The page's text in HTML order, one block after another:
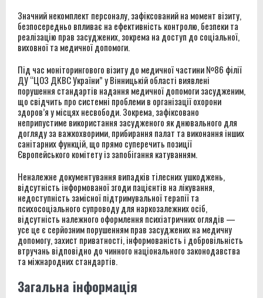
Значний некомплект персоналу, зафіксований на момент візиту,
безпосередньо впливає на ефективність контролю, безпеки та
реалізацію прав засуджених, зокрема на доступ до соціальної,
виховної та медичної допомоги.
Під час моніторингового візиту до медичної частини №86 філії
ДУ “ЦОЗ ДКВС України” у Вінницькій області виявлені
порушення стандартів надання медичної допомоги засудженим,
що свідчить про системні проблеми в організації охорони
здоров’я у місцях несвободи. Зокрема, зафіксовано
неприпустиме використання засудженого як днювального для
догляду за важкохворими, прибирання палат та виконання інших
санітарних функцій, що прямо суперечить позиції
Європейського комітету із запобігання катуванням.
Неналежне документування випадків тілесних ушкоджень,
відсутність інформованої згоди пацієнтів на лікування,
недоступність замісної підтримувальної терапії та
психосоціального супроводу для наркозалежних осіб,
відсутність належного оформлення психіатричних оглядів —
усе це є серйозним порушенням прав засуджених на медичну
допомогу, захист приватності, інформованість і добровільність
втручань відповідно до чинного національного законодавства
та міжнародних стандартів.
Загальна інформація